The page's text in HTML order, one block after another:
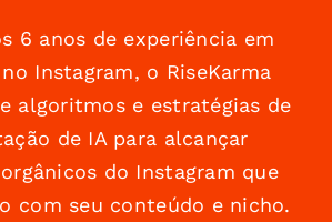
6 anos de experiência em
Instagram, o RiseKarma
algoritmos e estratégias de
de IA para alcançar
do Instagram que
com seu conteúdo e nicho.